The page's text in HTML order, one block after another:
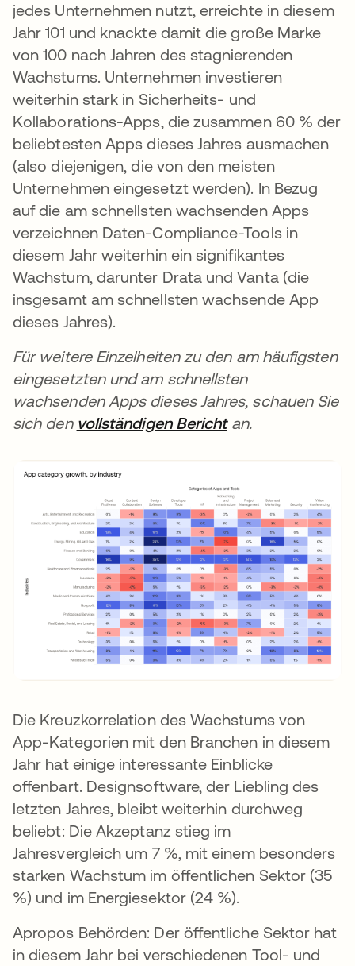
jedes Unternehmen nutzt, erreichte in diesem
Jahr 101 und knackte damit die große Marke
von 100 nach Jahren des stagnierenden
Wachstums. Unternehmen investieren
weiterhin stark in Sicherheits- und
Kollaborations-Apps, die zusammen 60 % der
beliebtesten Apps dieses Jahres ausmachen
(also diejenigen, die von den meisten
Unternehmen eingesetzt werden). In Bezug
auf die am schnellsten wachsenden Apps
verzeichnen Daten-Compliance-Tools in
diesem Jahr weiterhin ein signifikantes
Wachstum, darunter Drata und Vanta (die
insgesamt am schnellsten wachsende App
dieses Jahres).
Für weitere Einzelheiten zu den am häufigsten
eingesetzten und am schnellsten
wachsenden Apps dieses Jahres, schauen Sie
sich den vollständigen Berichtan.
Die Kreuzkorrelation des Wachstums von
App-Kategorien mit den Branchen in diesem
Jahr hat einige interessante Einblicke
offenbart. Designsoftware, der Liebling des
letzten Jahres, bleibt weiterhin durchweg
beliebt: Die Akzeptanz stieg im
Jahresvergleich um 7 %, mit einem besonders
starken Wachstum im öffentlichen Sektor (35
%) und im Energiesektor (24 %).
Apropos Behörden: Der öffentliche Sektor hat
in diesem Jahr bei verschiedenen Tool- und